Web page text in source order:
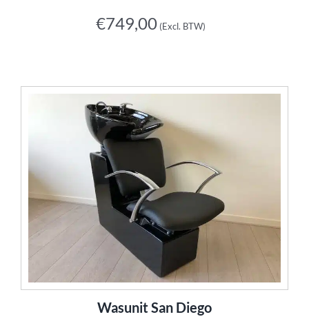
€749,00 (Excl. BTW)
Wasunit San Diego